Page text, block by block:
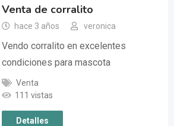
Venta de corralito
hace 3 años veronica
Vendo corralito en excelentes
condiciones para mascota
Venta
111 vistas
Detalles